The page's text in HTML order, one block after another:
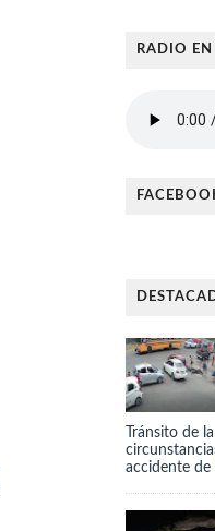
RADIO
Tránsito de
accidente de